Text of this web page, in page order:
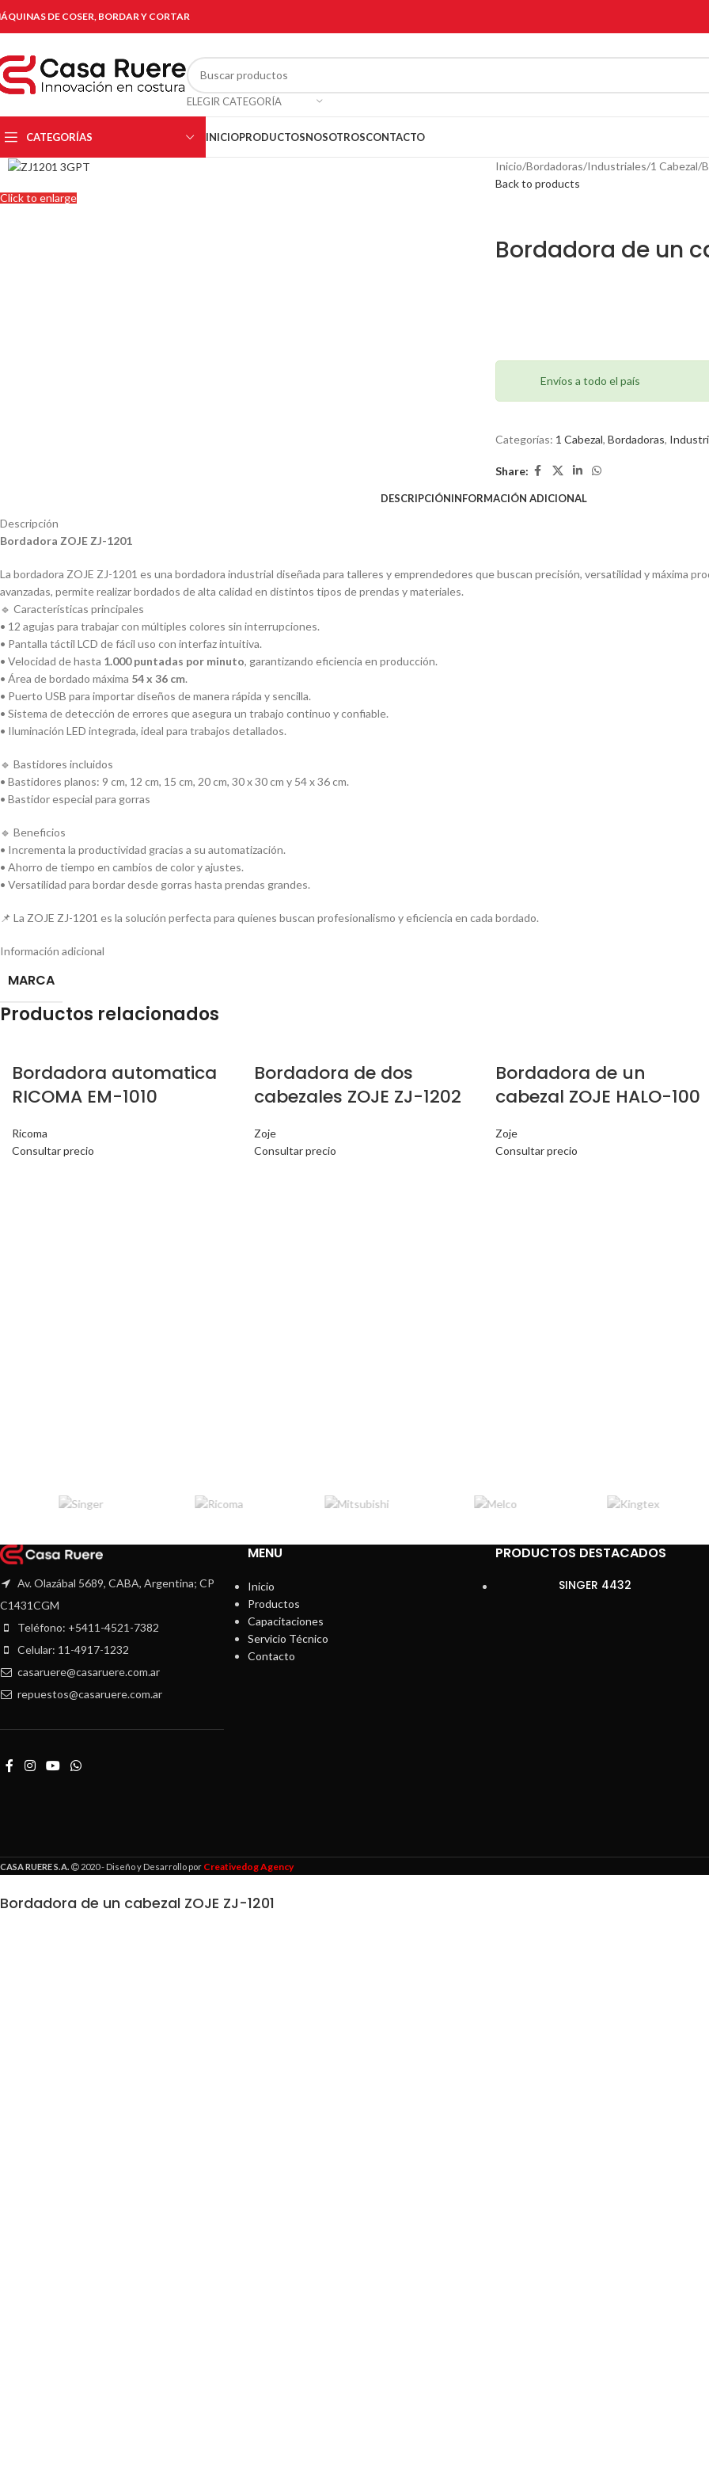
DE COSER, BORDAR Y CORTAR
ELEGIR CATEGORÍA
CATEGORÍAS INICIOPRODUCTOSNOSOTROSCONTACTO
Click to enlarge
Inicio Bordadoras Industriales 1 Cabezal
Back to products
Bordadora de un
Envíos a todo el país
Categorías: 1 Cabezal, Bordadoras,
Share:
DESCRIPCIÓNINFORMACIÓN ADICIONAL
Descripción
Bordadora ZOJE ZJ-1201
La bordadora ZOJE ZJ-1201 es una bordadora industrial diseñada para talleres y emprendedores que buscan precisión, versatilidad y máxima
avanzadas, permite realizar bordados de alta calidad en distintos tipos de prendas y materiales.
🔹 Características principales
• 12 agujas para trabajar con múltiples colores sin interrupciones.
• Pantalla táctil LCD de fácil uso con interfaz intuitiva.
• Velocidad de hasta 1.000 puntadas por minuto, garantizando eficiencia en producción.
• Área de bordado máxima 54 x 36 cm.
• Puerto USB para importar diseños de manera rápida y sencilla.
• Sistema de detección de errores que asegura un trabajo continuo y confiable.
• Iluminación LED integrada, ideal para trabajos detallados.
🔹 Bastidores incluidos
• Bastidores planos: 9 cm, 12 cm, 15 cm, 20 cm, 30 x 30 cm y 54 x 36 cm.
• Bastidor especial para gorras
🔹 Beneficios
• Incrementa la productividad gracias a su automatización.
• Ahorro de tiempo en cambios de color y ajustes.
• Versatilidad para bordar desde gorras hasta prendas grandes.
📌 La ZOJE ZJ-1201 es la solución perfecta para quienes buscan profesionalismo y eficiencia en cada bordado.
Información adicional
MARCA
Productos relacionados
Bordadora automatica
RICOMA EM-1010
Ricoma
Consultar precio
Bordadora de dos
cabezales ZOJE ZJ-1202
Zoje
Consultar precio
Bordadora de un
cabezal ZOJE HALO-100
Zoje
Consultar precio
Av. Olazábal 5689, CABA, Argentina; CP
C1431CGM
Teléfono: +5411-4521-7382
Celular: 11-4917-1232
casaruere@casaruere.com.ar
repuestos@casaruere.com.ar
MENU
Inicio
Productos
Capacitaciones
Servicio Técnico
Contacto
PRODUCTOS DESTACADOS
SINGER 4432
CASA RUERE S.A. 2020 - Diseño y Desarrollo por Creativedog Agency
Bordadora de un cabezal ZOJE ZJ-1201